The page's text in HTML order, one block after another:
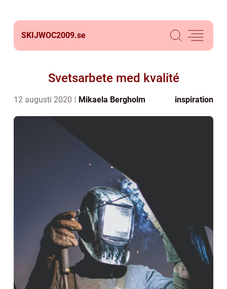
SKIJWOC2009.se
Svetsarbete med kvalité
12 augusti 2020 Mikaela Bergholm inspiration